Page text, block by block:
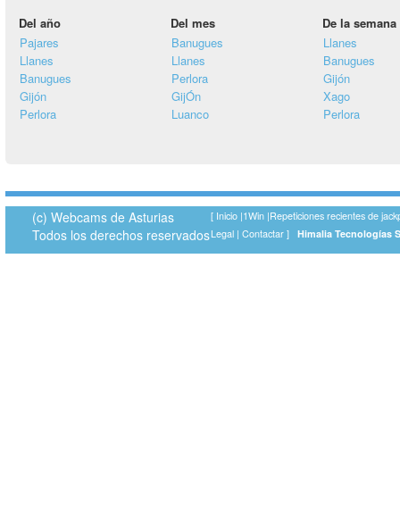
Del año Del mes
De la semana
Pajares
Llanes
Banugues
Gijón
Perlora
Banugues
Llanes
Perlora
GijÓn
Luanco
Llanes
Banugues
Gijón
Xago
Perlora
(c) Webcams de Asturias
Todos los derechos reservados
[ Inicio |1Win |Repeticiones recientes de
Legal | Contactar Himalia Tecnologías